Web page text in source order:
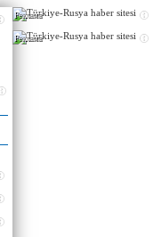
Реклама
Реклама